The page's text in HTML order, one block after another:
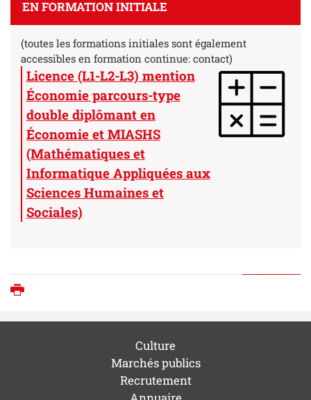
EN FORMATION INITIALE
(toutes les formations initiales sont également
accessibles en formation continue: contact)
Licence (L1-L2-L3) mention
Économie parcours-type
double diplômant en
Économie et MIASHS
(Mathématiques et
Informatique Appliquées aux
Sciences Humaines et
Sociales)
Culture
Marchés publics
Recrutement